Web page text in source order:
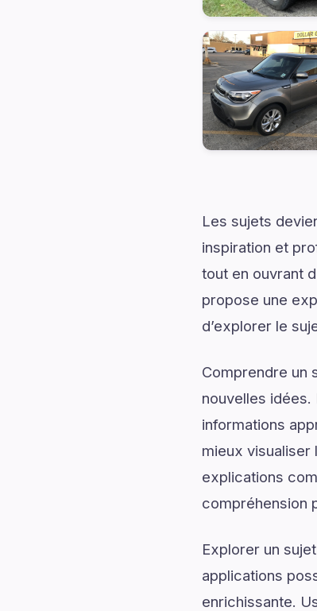
Les sujets
inspiration et
tout en ouvrant
propose une
d’explorer le
Comprendre un
nouvelles
informations
mieux visualiser
explications
compréhension
Explorer un
applications
enrichissante.